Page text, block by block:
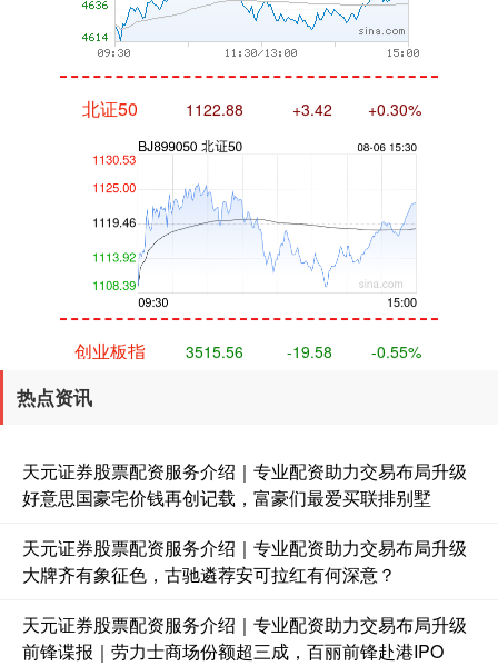
北证50
创业板指
基金指数 7229.80 -1.63 -0.02%
热点资讯
天元证券股票配资服务介绍｜专业配资助力交易布局升级
好意思国豪宅价钱再创记载，富豪们最爱买联排别墅
天元证券股票配资服务介绍｜专业配资助力交易布局升级
大牌齐有象征色，古驰遴荐安可拉红有何深意？
天元证券股票配资服务介绍｜专业配资助力交易布局升级
前锋谍报｜劳力士商场份额超三成，百丽前锋赴港IPO